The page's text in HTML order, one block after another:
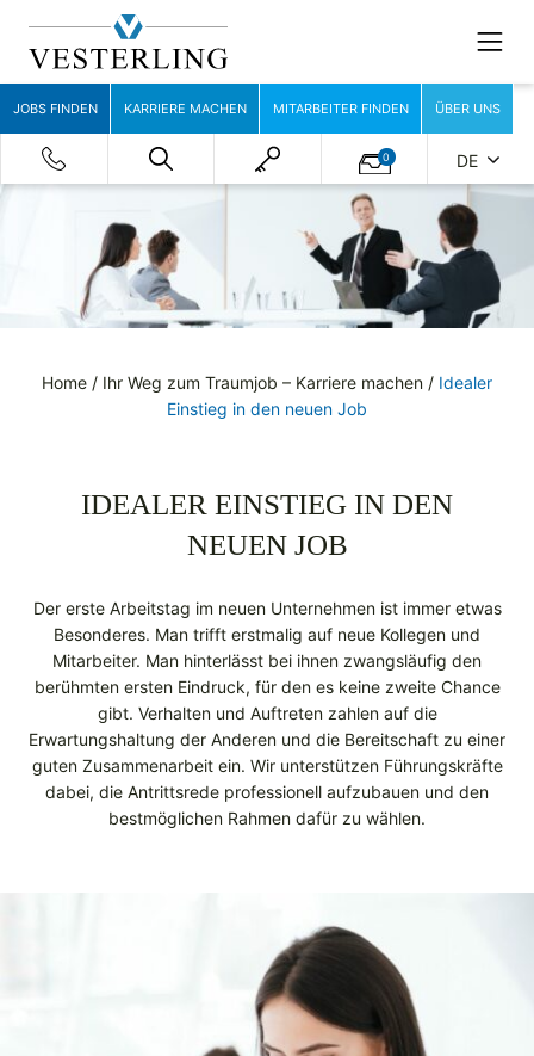
JOBS FINDEN KARRIERE MACHEN MITARBEITER FINDEN ÜBER UNS
0 DE
Home / Ihr Weg zum Traumjob – Karriere machen / Idealer
Einstieg in den neuen Job
IDEALER EINSTIEG IN DEN
NEUEN JOB
Der erste Arbeitstag im neuen Unternehmen ist immer etwas
Besonderes. Man trifft erstmalig auf neue Kollegen und
Mitarbeiter. Man hinterlässt bei ihnen zwangsläufig den
berühmten ersten Eindruck, für den es keine zweite Chance
gibt. Verhalten und Auftreten zahlen auf die
Erwartungshaltung der Anderen und die Bereitschaft zu einer
guten Zusammenarbeit ein. Wir unterstützen Führungskräfte
dabei, die Antrittsrede professionell aufzubauen und den
bestmöglichen Rahmen dafür zu wählen.